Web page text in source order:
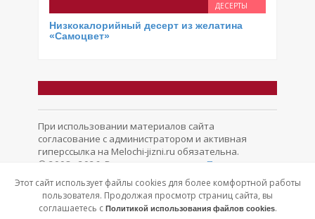
ДЕСЕРТЫ
Низкокалорийный десерт из желатина
«Самоцвет»
При использовании материалов сайта
согласование с администратором и активная
гиперссылка на Melochi-jizni.ru обязательна.
© 2008 - 2026. Все права защищены. Политика
конфиденциальности
Обратная связь
Этот сайт использует файлы cookies для более комфортной работы
пользователя. Продолжая просмотр страниц сайта, вы
соглашаетесь с Политикой использования файлов cookies.